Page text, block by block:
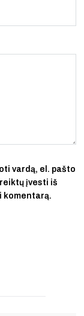
vardą, el. pašto
įvesti iš
komentarą.